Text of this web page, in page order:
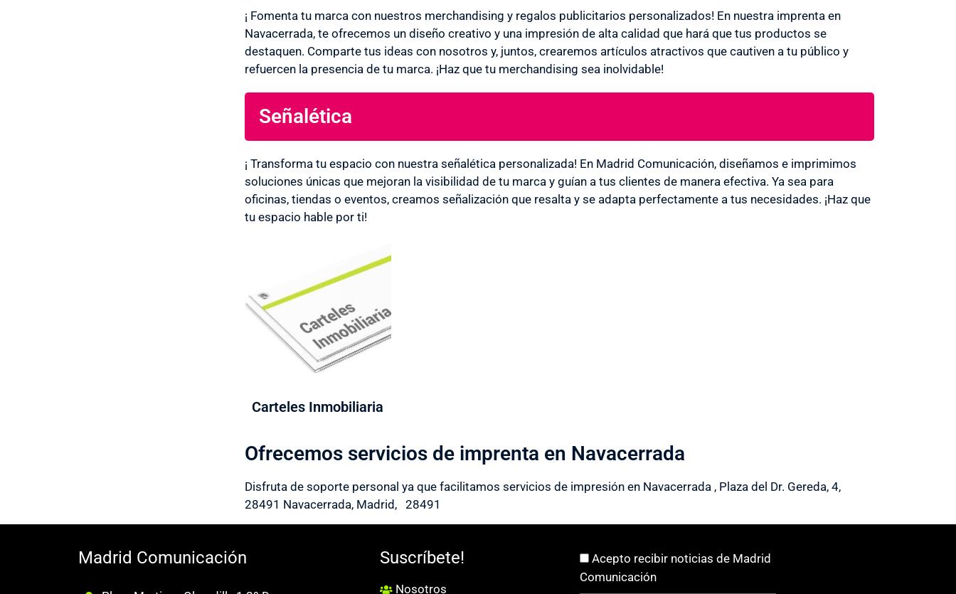
¡ Fomenta tu marca con nuestros merchandising y regalos publicitarios personalizados! En nuestra imprenta en
Navacerrada, te ofrecemos un diseño creativo y una impresión de alta calidad que hará que tus productos se
destaquen. Comparte tus ideas con nosotros y, juntos, crearemos artículos atractivos que cautiven a tu público y
refuercen la presencia de tu marca. ¡Haz que tu merchandising sea inolvidable!
Señalética
¡ Transforma tu espacio con nuestra señalética personalizada! En Madrid Comunicación, diseñamos e imprimimos
soluciones únicas que mejoran la visibilidad de tu marca y guían a tus clientes de manera efectiva. Ya sea para
oficinas, tiendas o eventos, creamos señalización que resalta y se adapta perfectamente a tus necesidades. ¡Haz que
tu espacio hable por ti!
Carteles Inmobiliaria
Ofrecemos servicios de imprenta en Navacerrada
Disfruta de soporte personal ya que facilitamos servicios de impresión en Navacerrada , Plaza del Dr. Gereda, 4,
28491 Navacerrada, Madrid, 28491
Madrid Comunicación Suscríbete!
Nosotros
Acepto recibir noticias de Madrid
Comunicación